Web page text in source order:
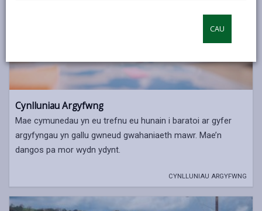
CAU
Cynlluniau Argyfwng
Mae cymunedau yn eu trefnu eu hunain i baratoi ar gyfer
argyfyngau yn gallu gwneud gwahaniaeth mawr. Mae’n
dangos pa mor wydn ydynt.
CYNLLUNIAU ARGYFWNG